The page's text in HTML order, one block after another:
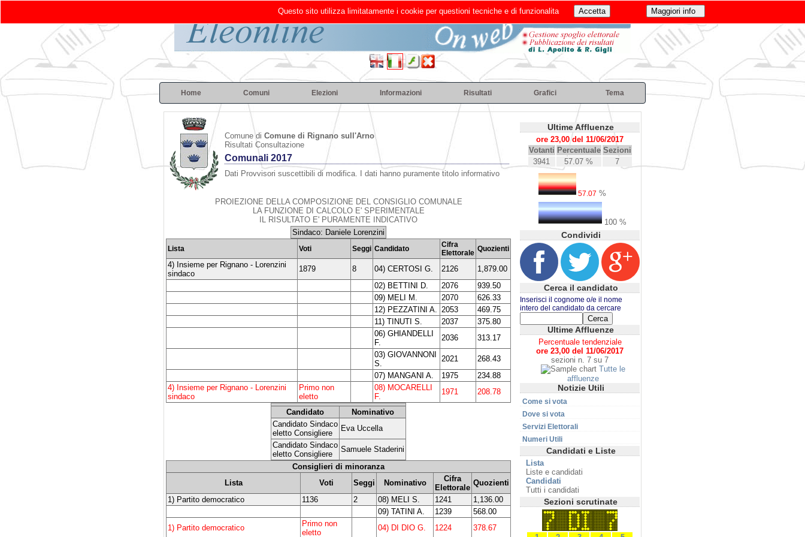
Home Comuni Elezioni Informazioni Risultati Grafici Tema
Comune di Comune di Rignano sull'Arno
Risultati Consultazione
Comunali 2017
Dati Provvisori suscettibili di modifica. I dati hanno puramente titolo informativo
PROIEZIONE DELLA COMPOSIZIONE DEL CONSIGLIO COMUNALE
LA FUNZIONE DI CALCOLO E' SPERIMENTALE
IL RISULTATO E' PURAMENTE INDICATIVO
Sindaco: Daniele Lorenzini
Lista Voti Seggi Candidato
Cifra
Elettorale Quozienti
4) Insieme per Rignano - Lorenzini
sindaco
1879 8 04) CERTOSI G. 2126
1,879.00
02) BETTINI D.
2076
939.50
09) MELI M.
2070
626.33
12) PEZZATINI A. 2053
469.75
11) TINUTI S.
2037
375.80
06) GHIANDELLI
F.
2036
313.17
03) GIOVANNONI
S.
2021
268.43
07) MANGANI A.
1975
234.88
4) Insieme per Rignano - Lorenzini
sindaco
Primo non
eletto
08) MOCARELLI
F.
1971 208.78
Candidato
Nominativo
Candidato Sindaco
eletto Consigliere
Eva Uccella
Candidato Sindaco
eletto Consigliere
Samuele Staderini
Consiglieri di minoranza
Lista
Voti Seggi Nominativo
Cifra
Elettorale
Quozienti
1) Partito democratico
1136 2 08) MELI S. 1241
1,136.00
09) TATINI A.
1239
568.00
1) Partito democratico
Primo non
eletto
04) DI DIO G. 1224 378.67
Ultime Affluenze
ore 23,00 del 11/06/2017
Votanti Percentuale Sezioni
3941
57.07 % 7
57.07 %
100 %
Condividi
Cerca il candidato
Inserisci il cognome o/e il nome
intero del candidato da cercare
Ultime Affluenze
Percentuale tendenziale
ore 23,00 del 11/06/2017
sezioni n. 7 su 7
Tutte le
affluenze
Notizie Utili
Come si vota
Dove si vota
Servizi Elettorali
Numeri Utili
Candidati e Liste
Lista
Liste e candidati
Candidati
Tutti i candidati
Sezioni scrutinate
Questo sito utilizza limitatamente i cookie per questioni tecniche e di funzionalita